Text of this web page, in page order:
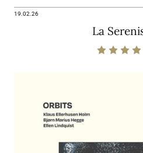
19.02.26
La